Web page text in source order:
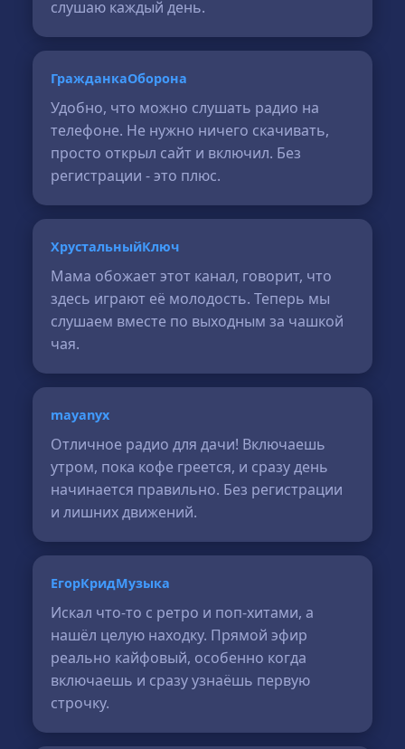
слушаю каждый день.
ГражданкаОборона
Удобно, что можно слушать радио на
телефоне. Не нужно ничего скачивать,
просто открыл сайт и включил. Без
регистрации - это плюс.
ХрустальныйКлюч
Мама обожает этот канал, говорит, что
здесь играют её молодость. Теперь мы
слушаем вместе по выходным за чашкой
чая.
mayanyx
Отличное радио для дачи! Включаешь
утром, пока кофе греется, и сразу день
начинается правильно. Без регистрации
и лишних движений.
ЕгорКридМузыка
Искал что-то с ретро и поп-хитами, а
нашёл целую находку. Прямой эфир
реально кайфовый, особенно когда
включаешь и сразу узнаёшь первую
строчку.